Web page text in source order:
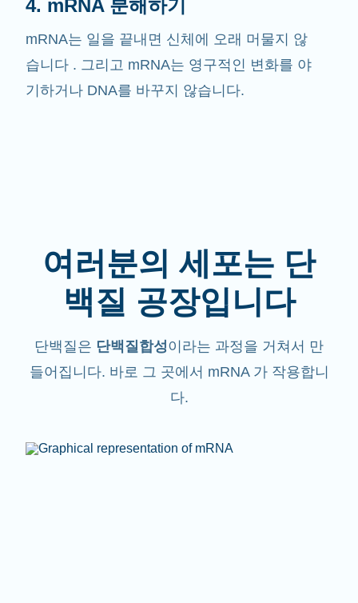
4. mRNA 분해하기
mRNA는 일을 끝내면 신체에 오래 머물지 않
습니다 . 그리고 mRNA는 영구적인 변화를 야
기하거나 DNA를 바꾸지 않습니다.
여러분의 세포는 단
백질 공장입니다
단백질은 단백질합성이라는 과정을 거쳐서 만
들어집니다. 바로 그 곳에서 mRNA 가 작용합니
다.